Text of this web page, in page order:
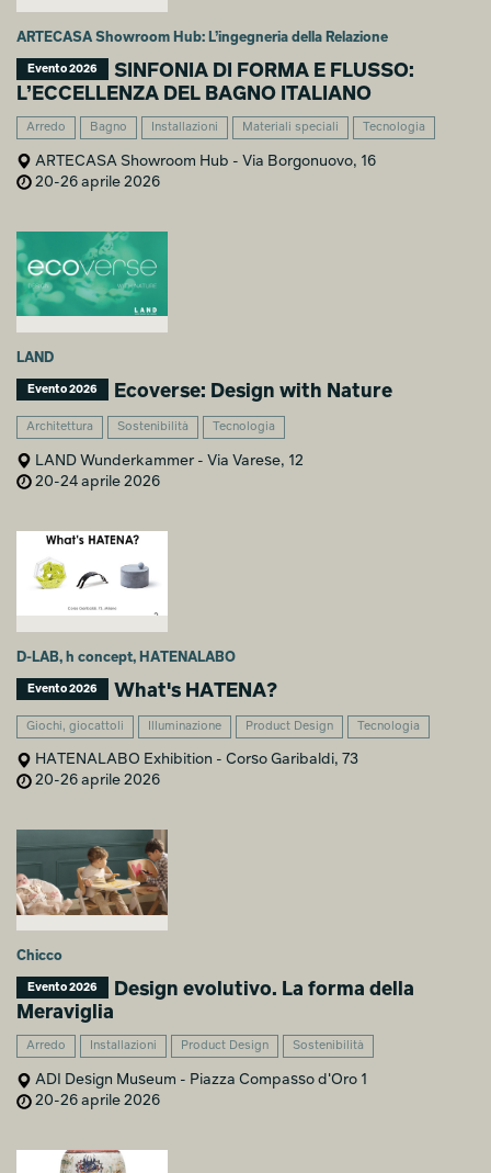
ARTECASA Showroom Hub: L’ingegneria della Relazione
Evento 2026
SINFONIA DI FORMA E FLUSSO:
L’ECCELLENZA DEL BAGNO ITALIANO
Arredo Bagno Installazioni Materiali speciali Tecnologia
ARTECASA Showroom Hub - Via Borgonuovo, 16
20-26 aprile 2026
LAND
Evento 2026 Ecoverse: Design with Nature
Architettura Sostenibilità Tecnologia
LAND Wunderkammer - Via Varese, 12
20-24 aprile 2026
D-LAB, h concept, HATENALABO
Evento 2026 What's HATENA?
Giochi, giocattoli Illuminazione Product Design Tecnologia
HATENALABO Exhibition - Corso Garibaldi, 73
20-26 aprile 2026
Chicco
Evento 2026
Design evolutivo. La forma della
Meraviglia
Arredo Installazioni Product Design Sostenibilità
ADI Design Museum - Piazza Compasso d'Oro 1
20-26 aprile 2026